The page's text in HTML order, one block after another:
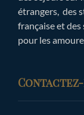
étrangers, des
française et
pour les